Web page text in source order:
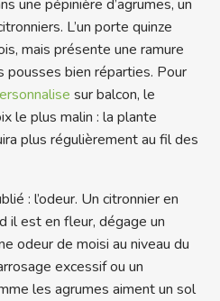
une pépinière d’agrumes, un
L’un porte quinze
mais présente une ramure
bien réparties. Pour
sur balcon, le
le plus malin : la plante
plus régulièrement au fil des
: l’odeur. Un citronnier en
il est en fleur, dégage un
odeur de moisi au niveau du
excessif ou un
les agrumes aiment un sol